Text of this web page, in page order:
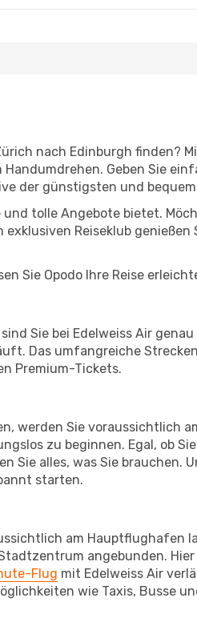
nach Edinburgh finden?
Geben Sie
der günstigsten und
tolle Angebote bietet.
Reiseklub
Sie Opodo Ihre Reise
Sie bei Edelweiss Air
Das umfangreiche
Premium-Tickets.
werden Sie
zu beginnen. Egal, ob
Sie alles, was Sie brauchen.
starten.
am Hauptflughafen
angebunden. Hier
Flug mit Edelweiss Air
wie Taxis, Busse